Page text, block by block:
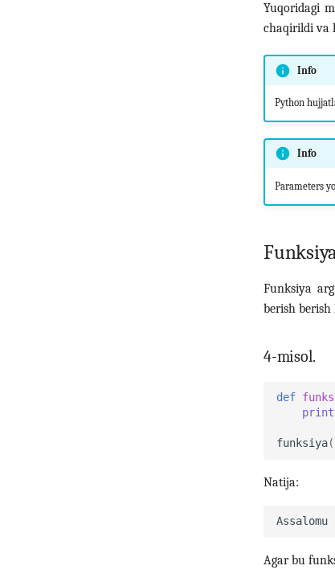
Yuqoridagi
chaqirildi va
Info
Python
Info
Parameters
Funksiya
berish
4-misol.
def
print
funksiya(
Natija:
Agar bu